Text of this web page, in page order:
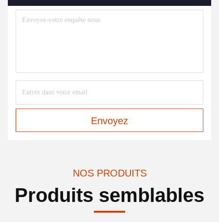
Envoyez
NOS PRODUITS
Produits semblables